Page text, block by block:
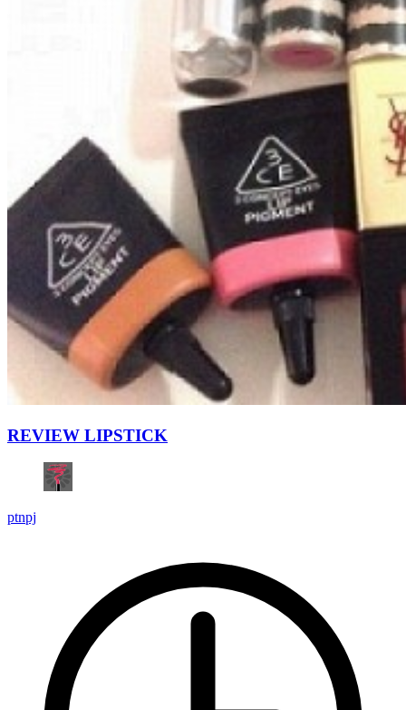
REVIEW LIPSTICK
ptnpj